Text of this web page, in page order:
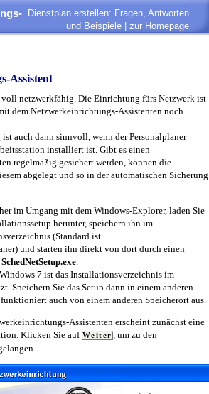
Dienstplan erstellen: Fragen, Antworten
und Beispiele | zur Homepage
Assistent
voll netzwerkfähig. Die Einrichtung fürs Netzwerk ist
dem Netzwerkeinrichtungs-Assistenten noch
auch dann sinnvoll, wenn der Personalplaner
installiert ist. Gibt es einen
regelmäßig gesichert werden, können die
abgelegt und so in der automatischen Sicherung
im Umgang mit dem Windows-Explorer, laden Sie
herunter, speichern ihn im
(Standard ist
und starten ihn direkt von dort durch einen
SchedNetSetup.exe
7 ist das Installationsverzeichnis im
Speichern Sie das Setup dann in einem anderen
auch von einem anderen Speicherort aus.
Assistenten erscheint zunächst eine
Klicken Sie auf Weiter , um zu den